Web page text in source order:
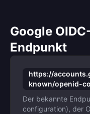
Google
Endpunkt
https://
known/openid-
Der bekannte
configuration), der